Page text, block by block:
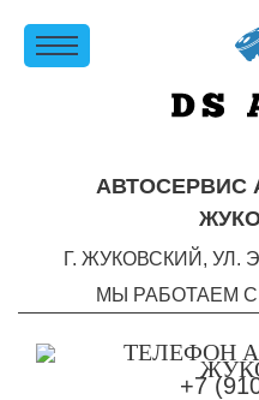
АВТОСЕРВИС
Г. ЖУКОВСКИЙ, УЛ.
МЫ РАБОТАЕМ С
+7